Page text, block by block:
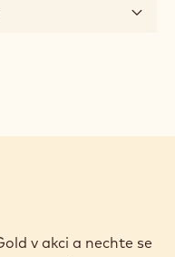
v akci a nechte se